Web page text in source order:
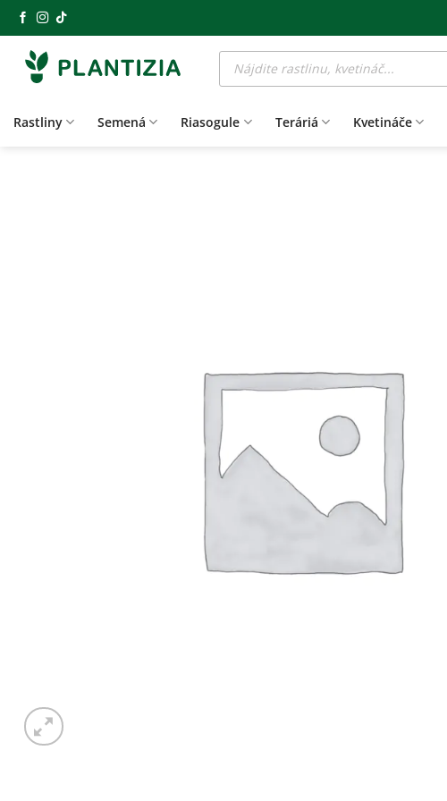
Skip
to
content
Products
search
Rastliny Semená Riasogule Teráriá Kvetináče